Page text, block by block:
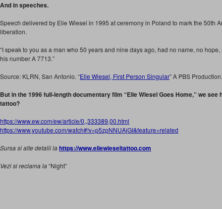
And in speeches.
Speech delivered by Elie Wiesel in 1995 at ceremony in Poland to mark the 50th
liberation.
“I speak to you as a man who 50 years and nine days ago, had no name, no
his number A 7713.”
Source: KLRN, San Antonio. “Elie Wiesel, First Person Singular” A PBS Production.
But in the 1996 full-length documentary film “Elie Wiesel Goes Home,” we
tattoo?
https://www.ew.com/ew/article/0,,333389,00.html
https://www.youtube.com/watch#!v=p5zpNNUAjGI&feature=related
Sursa si alte detalii lahttps://www.eliewieseltattoo.com
Vezi si reclama la“Night”